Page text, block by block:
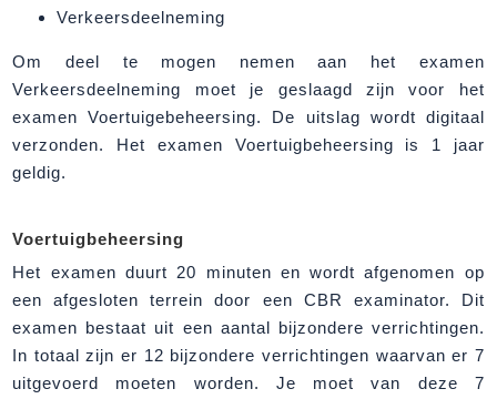
Verkeersdeelneming
Om deel te mogen nemen aan het examen
Verkeersdeelneming moet je geslaagd zijn voor het
examen Voertuigebeheersing. De uitslag wordt digitaal
verzonden. Het examen Voertuigbeheersing is 1 jaar
geldig.
Voertuigbeheersing
Het examen duurt 20 minuten en wordt afgenomen op
een afgesloten terrein door een CBR examinator. Dit
examen bestaat uit een aantal bijzondere verrichtingen.
In totaal zijn er 12 bijzondere verrichtingen waarvan er 7
uitgevoerd moeten worden. Je moet van deze 7